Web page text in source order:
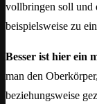
vollbringen soll und
beispielsweise zu
Besser ist hier ein
man den
beziehungsweise